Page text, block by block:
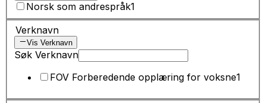
Norsk som andrespråk1
Verknavn
Vis Verknavn
Søk Verknavn
FOV Forberedende opplæring for voksne1